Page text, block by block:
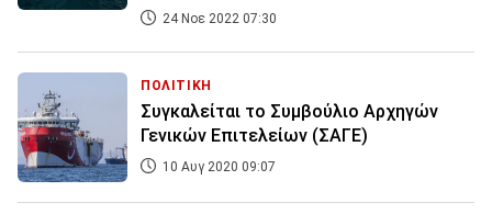
24 Νοε 2022 07:30
ΠΟΛΙΤΙΚΗ
Συγκαλείται το Συμβούλιο Αρχηγών
Γενικών Επιτελείων (ΣΑΓΕ)
10 Αυγ 2020 09:07